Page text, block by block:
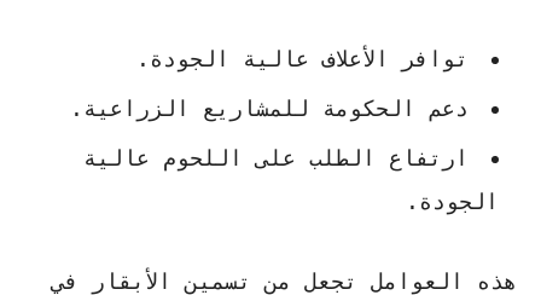
توافر الأعلاف عالية الجودة.
دعم الحكومة للمشاريع الزراعية.
ارتفاع الطلب على اللحوم عالية
الجودة.
هذه العوامل تجعل من تسمين الأبقار في